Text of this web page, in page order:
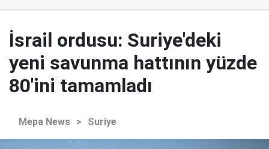
İsrail ordusu: Suriye'deki
yeni savunma hattının yüzde
80'ini tamamladı
Mepa News > Suriye